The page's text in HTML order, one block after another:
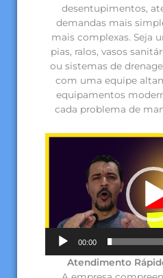
desentupimentos,
demandas mais
mais complexas. Seja
pias, ralos, vasos
ou sistemas de
com uma equipe
equipamentos
cada problema de
00:00
Atendimento